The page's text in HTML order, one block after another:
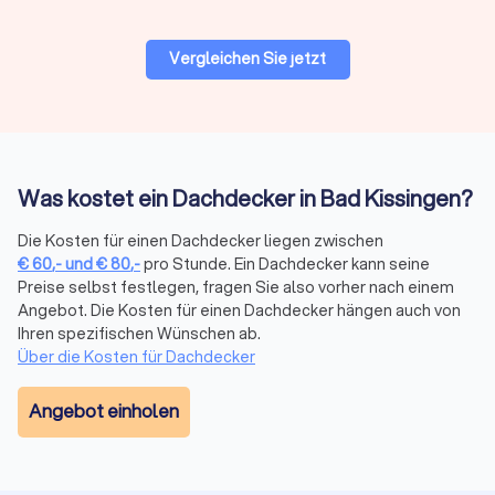
DieDachdeckerarbeitensind vielfältig: Von der kleinen
Firmen in Bad Kissingen alle Leistungen an.
Dachdeckerbetriebe können sowohl bei Altbauten als auch
bei Neubauten tätig werden – regional in Ihrer direkten
Umgebung oderüberregional für größere Projekte
Materialien für Bedachung und Dachreparatur
Je nach Dachtyp, zum Beispiel Flachdach, Schrägdach oder
spezielle Formen, kommen verschiedene Materialien zum
Vergleichen Sie jetzt
Was kostet ein Dachdecker in Bad Kissingen?
Die Kosten für einen Dachdecker liegen zwischen
€60,-und€80,-pro Stunde. Ein Dachdecker kann seine
Preise selbst festlegen, fragen Sie also vorher nach einem
Angebot. Die Kosten für einen Dachdecker hängen auch von
Ihren spezifischen Wünschen ab.
Über die Kosten für Dachdecker
Angebot einholen